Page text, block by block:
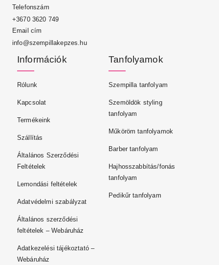
Telefonszám
+3670 3620 749
Email cím
info@szempillakepzes.hu
Információk
Rólunk
Kapcsolat
Termékeink
Szállítás
Általános Szerződési
Feltételek
Lemondási feltételek
Adatvédelmi szabályzat
Általános szerződési
feltételek – Webáruház
Adatkezelési tájékoztató –
Webáruház
Tanfolyamok
Szempilla tanfolyam
Szemöldök styling
tanfolyam
Műköröm tanfolyamok
Barber tanfolyam
Hajhosszabbítás/fonás
tanfolyam
Pedikűr tanfolyam